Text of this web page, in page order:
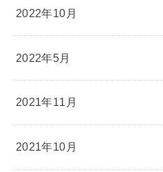
2022年10月
2022年5月
2021年11月
2021年10月